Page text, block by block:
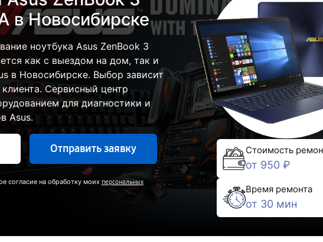
в Новосибирске
ноутбука Asus ZenBook 3
как с выездом на дом, так и
в Новосибирске. Выбор зависит
Сервисный центр
для диагностики и
Asus.
Отправить заявку
согласие на обработку моих персональных
Стоимость
от 950 ₽
Время ремонта
от 30 мин